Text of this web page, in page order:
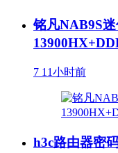
铭凡NAB9S
7 11小时前
h3c路由器密